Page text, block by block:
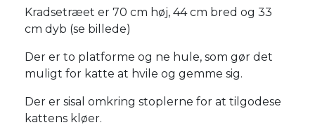
Kradsetræet er 70 cm høj, 44 cm bred og 33
cm dyb (se billede)
Der er to platforme og ne hule, som gør det
muligt for katte at hvile og gemme sig.
Der er sisal omkring stoplerne for at tilgodese
kattens kløer.